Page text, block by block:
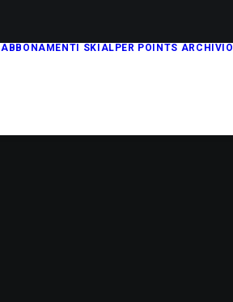
ABBONAMENTI SKIALPER POINTS ARCHIVIO